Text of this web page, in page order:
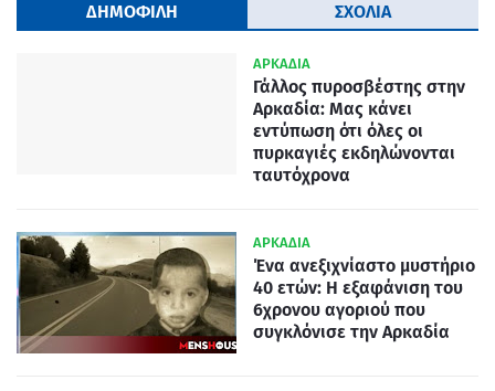
ΔΗΜΟΦΙΛΗ ΣΧΟΛΙΑ
ΑΡΚΑΔΙΑ
Γάλλος πυροσβέστης στην
Αρκαδία: Μας κάνει
εντύπωση ότι όλες οι
πυρκαγιές εκδηλώνονται
ταυτόχρονα
ΑΡΚΑΔΙΑ
Ένα ανεξιχνίαστο μυστήριο
40 ετών: Η εξαφάνιση του
6χρονου αγοριού που
συγκλόνισε την Αρκαδία